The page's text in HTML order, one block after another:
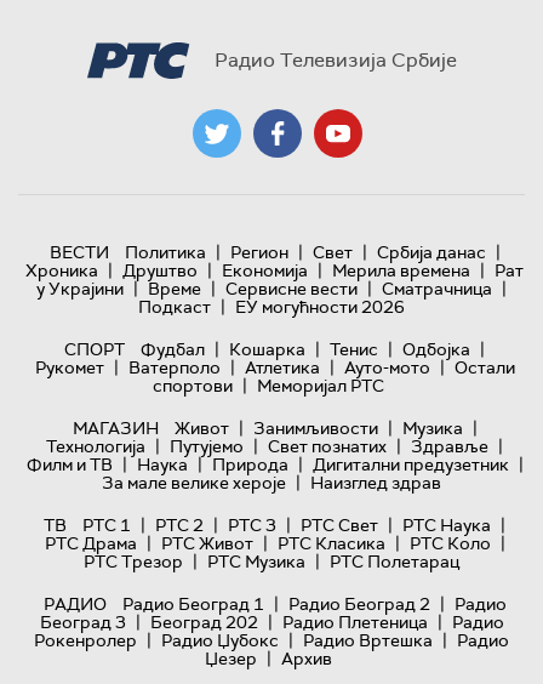
Радио Телевизија Србије
ВЕСТИ Политика | Регион | Свет | Србија данас |
Хроника | Друштво | Економија | Мерила времена | Рат
у Украјини | Време | Сервисне вести | Сматрачница |
Подкаст | ЕУ могућности 2026
СПОРТ
Фудбал | Кошарка | Тенис | Одбојка |
Рукомет | Ватерполо | Атлетика | Ауто-мото | Остали
спортови | Меморијал РТС
МАГАЗИН
Живот | Занимљивости | Музика |
Технологијa | Путујемо | Свет познатих | Здравље |
Филм и ТВ | Наука | Природа | Дигитални предузетник |
За мале велике хероје | Наизглед здрав
ТВ
РТС 1 | РТС 2 | РТС 3 | РТС Свет | РТС Наука |
РТС Драма | РТС Живот | РТС Класика | РТС Коло |
РТС Трезор | РТС Музика | РТС Полетарац
РАДИО
Радио Београд 1 | Радио Београд 2 | Радио
Београд 3 | Београд 202 | Радио Плетеница | Радио
Рокенролер | Радио Џубокс | Радио Вртешка | Радио
Џезер | Архив